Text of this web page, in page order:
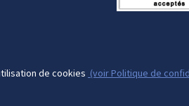
de cookies (voir Politique de